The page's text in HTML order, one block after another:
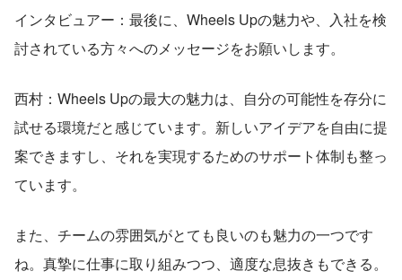
インタビュアー：最後に、Wheels Upの魅力や、入社を検
討されている方々へのメッセージをお願いします。
西村：Wheels Upの最大の魅力は、自分の可能性を存分に
試せる環境だと感じています。新しいアイデアを自由に提
案できますし、それを実現するためのサポート体制も整っ
ています。
また、チームの雰囲気がとても良いのも魅力の一つです
ね。真摯に仕事に取り組みつつ、適度な息抜きもできる。